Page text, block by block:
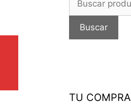
por:
Buscar
TU COMPRA